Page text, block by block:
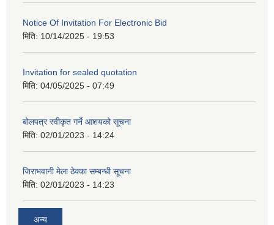
Notice Of Invitation For Electronic Bid
मिति: 10/14/2025 - 19:53
Invitation for sealed quotation
मिति: 04/05/2025 - 07:49
बोलपत्र स्वीकृत गर्ने आशयको सूचना
मिति: 02/01/2023 - 14:24
जिराभवानी मेला ठेक्का सम्बन्धी सूचना
मिति: 02/01/2023 - 14:23
अन्य